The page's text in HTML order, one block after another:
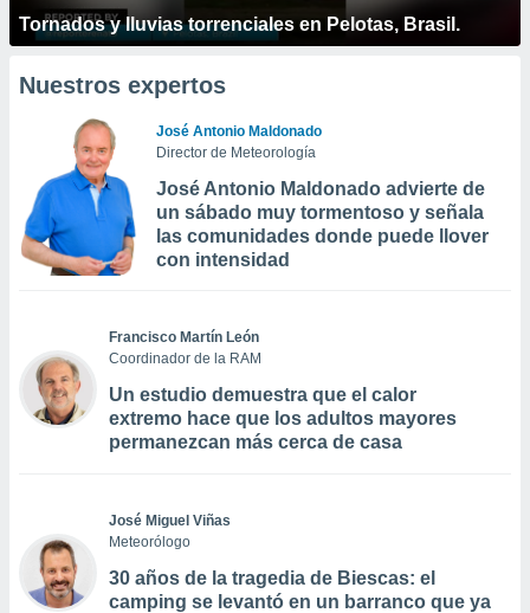
Tornados y lluvias torrenciales en Pelotas, Brasil.
Nuestros expertos
José Antonio Maldonado
Director de Meteorología
José Antonio Maldonado advierte de
un sábado muy tormentoso y señala
las comunidades donde puede llover
con intensidad
Francisco Martín León
Coordinador de la RAM
Un estudio demuestra que el calor
extremo hace que los adultos mayores
permanezcan más cerca de casa
José Miguel Viñas
Meteorólogo
30 años de la tragedia de Biescas: el
camping se levantó en un barranco que ya